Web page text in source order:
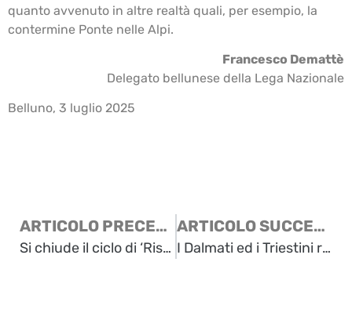
quanto avvenuto in altre realtà quali, per esempio, la
contermine Ponte nelle Alpi.
Francesco Demattè
Delegato bellunese della Lega Nazionale
Belluno, 3 luglio 2025
ARTICOLO PRECEDENTE
Si chiude il ciclo di ‘Risorgi Mente’
ARTICOLO SUCCESSIVO
I Dalmati ed i Triestini ricordano